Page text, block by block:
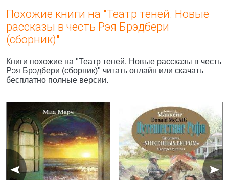
Похожие книги на "Театр теней. Новые
рассказы в честь Рэя Брэдбери
(сборник)"
Книги похожие на "Театр теней. Новые рассказы в честь
Рэя Брэдбери (сборник)" читать онлайн или скачать
бесплатно полные версии.